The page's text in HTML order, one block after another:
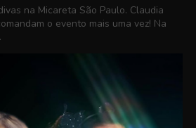
na Micareta São Paulo. Claudia
o evento mais uma vez! Na